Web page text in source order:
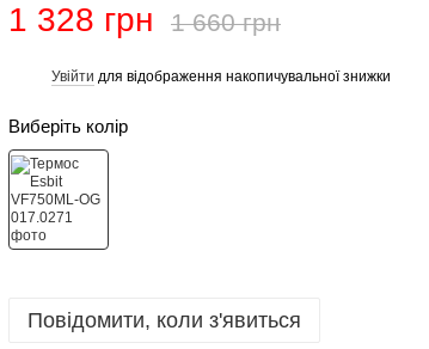
1 328 грн 1 660 грн
Увійти для відображення накопичувальної знижки
Виберіть колір
Повідомити, коли з'явиться